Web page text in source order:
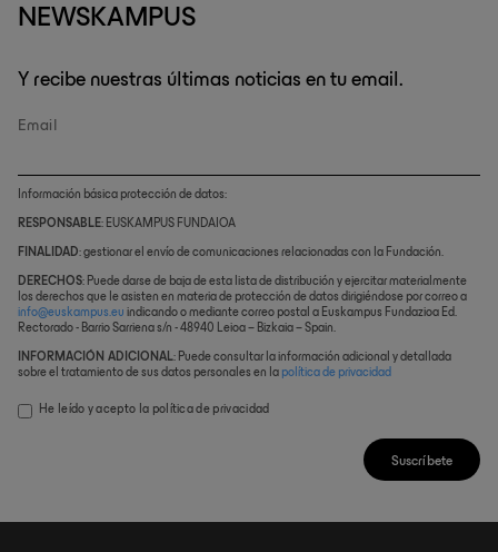
NEWSKAMPUS
Y recibe nuestras últimas noticias en tu email.
Email
Suscríbete
Información básica protección de datos:
RESPONSABLE: EUSKAMPUS FUNDAIOA
FINALIDAD: gestionar el envío de comunicaciones relacionadas con la Fundación.
DERECHOS: Puede darse de baja de esta lista de distribución y ejercitar materialmente
los derechos que le asisten en materia de protección de datos dirigiéndose por correo a
info@euskampus.eu indicando o mediante correo postal a Euskampus Fundazioa Ed.
Rectorado - Barrio Sarriena s/n - 48940 Leioa – Bizkaia – Spain.
INFORMACIÓN ADICIONAL: Puede consultar la información adicional y detallada
sobre el tratamiento de sus datos personales en la política de privacidad
He leído y acepto la política de privacidad